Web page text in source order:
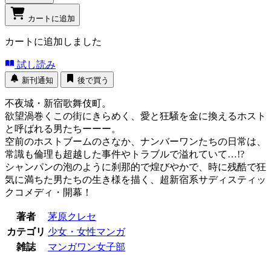
カートに追加
カートに追加しました
試し読み
新刊通知 後で買う
不夜城・新宿歌舞伎町。
欲望渦巻くこの街にきらめく、愛と狂騒を金に換えるホスト
と呼ばれる男たちーーー。
空前のホストブームのさなか、ナンバーワンたちの日常は、
常識も倫理も超越した事件やトラブルで溢れていて…!?
シャンパンの泡のように刹那的で煌びやかで、時に残酷で狂
気に満ちた男たちの生き様を描く、超新宿系サディスティッ
クコメディ・開幕！
著者
茅原クレセ
カテゴリ 少女・女性マンガ
雑誌
マンガワン女子部